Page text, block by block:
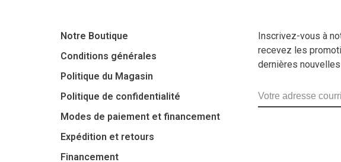
Notre Boutique
Conditions générales
Politique du Magasin
Politique de confidentialité
Modes de paiement et financement
Expédition et retours
Financement
Inscrivez-vous à
recevez les
dernières